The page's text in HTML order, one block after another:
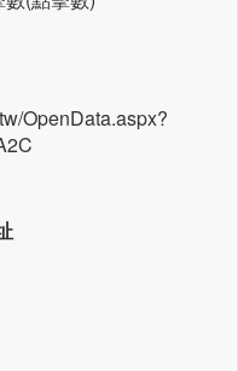
OpenData.aspx?